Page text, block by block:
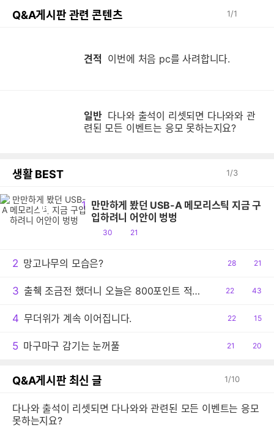
Q&A게시판 관련 콘텐츠 1/1
견적 이번에 처음 pc를 사려합니다.
일반
련된 모든 이벤트는 응모 못하는지요?
생활 BEST 1/3
1 만만하게 봤던 USB-A 메모리스틱 지금 구
입하려니 어안이 벙벙
공
30
댓
21
만
2 망고나무의 모습은?
공
28
댓
21
3 출췍 조금전 했더니 오늘은 800포인트 적립이네요.
공
22
댓
43
4 무더위가 계속 이어집니다.
공
22
댓
15
5 마구마구 감기는 눈꺼풀
공
21
댓
20
Q&A게시판 최신 글 1/10
다나와 출석이 리셋되면 다나와와 관련된 모든 이벤트는 응모
못하는지요?